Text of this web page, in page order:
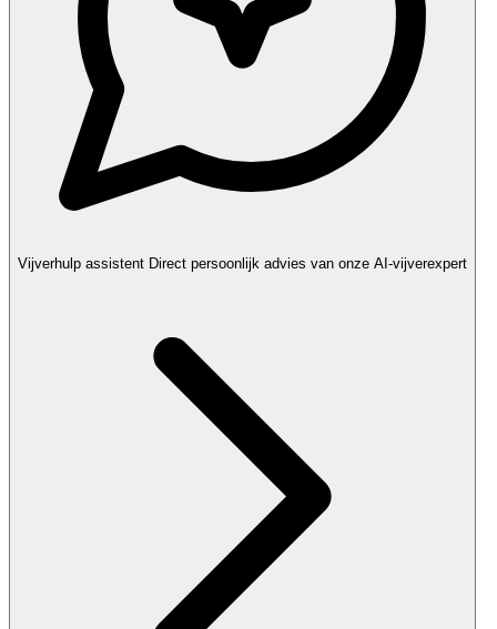
Vijverhulp assistent Direct persoonlijk advies van onze AI-vijverexpert